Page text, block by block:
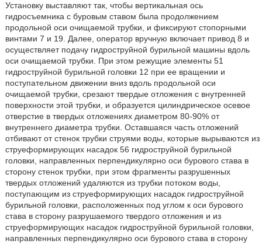
Установку выставляют так, чтобы вертикальная ось
гидросъемника с буровым ставом была продолжением
продольной оси очищаемой трубки, и фиксируют стопорными
винтами 7 и 19. Далее, оператор вручную включает привод 8 и
осуществляет подачу гидроструйной бурильной машины вдоль
оси очищаемой трубки. При этом режущие элементы 51
гидроструйной бурильной головки 12 при ее вращении и
поступательном движении вниз вдоль продольной оси
очищаемой трубки, срезают твердые отложения с внутренней
поверхности этой трубки, и образуется цилиндрическое осевое
отверстие в твердых отложениях диаметром 80-90% от
внутреннего диаметра трубки. Оставшаяся часть отложений
отбивают от стенок трубки струями воды, которые вырываются из
струеформирующих насадок 56 гидроструйной бурильной
головки, направленных перпендикулярно оси бурового става в
сторону стенок трубки, при этом фрагменты разрушенных
твердых отложений удаляются из трубки потоком воды,
поступающим из струеформирующих насадок гидроструйной
бурильной головки, расположенных под углом к оси бурового
става в сторону разрушаемого твердого отложения и из
струеформирующих насадок гидроструйной бурильной головки,
направленных перпендикулярно оси бурового става в сторону